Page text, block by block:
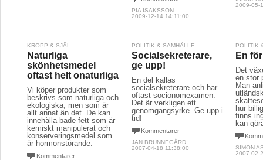
PIA ISAKSSON
2009-12-14 14:11:00
2009-05-
KROPP & SJÄL
Naturliga
skönhetsmedel
oftast helt onaturliga
Vi köper produkter som
beskrivs som naturliga och
ekologiska, men som är
allt annat än det. De kan
innehålla både fett som är
kemiskt manipulerat och
konserveringsmedel som
är hormonstörande.
Kommentarer
POLITIK & SAMHÄLLE
Socialsekreterare,
ge upp!
En del kallas
socialsekreterare och har
oftast socionomexamen.
Det är verkligen ett
genomgångsyrke. Ge upp i
tid!
Kommentarer
JAN BRUNNEGÅRD
2007-04-18 11:38:00
POLITIK
En
Det
en stor
Man
hur
finns
kan
SIMON
2007-02-